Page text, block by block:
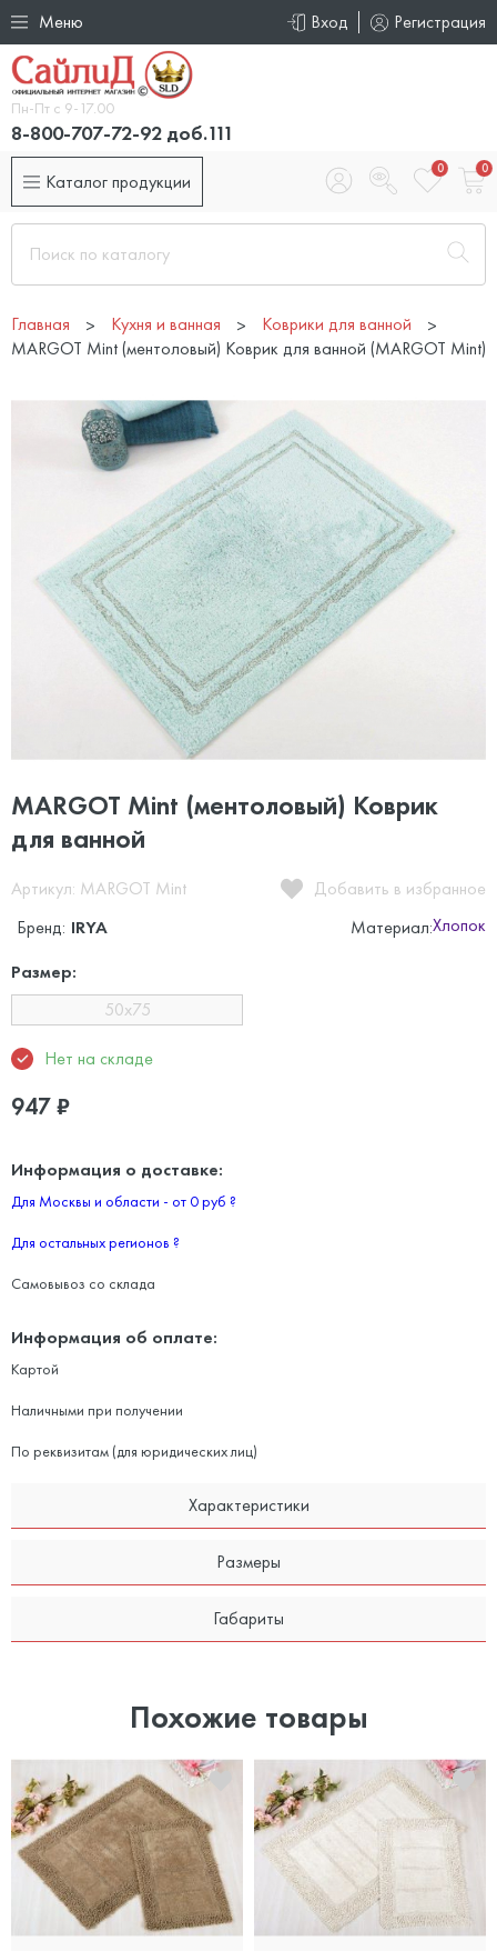
Меню Вход Регистрация
Пн-Пт с 9-17.00
8-800-707-72-92 доб.111
Каталог продукции
0 0
Главная Кухня и ванная
Коврики для ванной
MARGOT Mint (ментоловый) Коврик для ванной (MARGOT Mint)
MARGOT Mint (ментоловый) Коврик
для ванной
Артикул: MARGOT Mint
Добавить в избранное
Бренд: IRYA Материал:Хлопок
Размер:
50x75
Нет на складе
947₽
Информация о доставке:
Для Москвы и области - от 0 руб ?
Для остальных регионов ?
Самовывоз со склада
Информация об оплате:
Картой
Наличными при получении
По реквизитам (для юридических лиц)
Характеристики
Размеры
Габариты
Похожие товары